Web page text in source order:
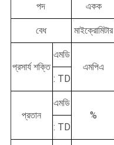
পদ
একক
বেধ মাইক্রোমিটার
প্রসার্য শক্তি
এমডি
এমপিএ
: TD
প্রতান
এমডি
%
: TD